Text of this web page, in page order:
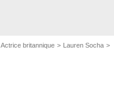
Actrice britannique Lauren Socha